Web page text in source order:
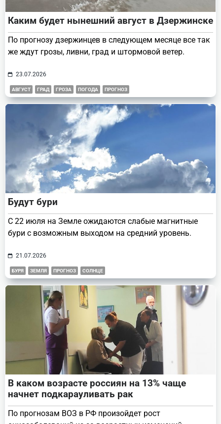
Каким будет нынешний август в Дзержинске
По прогнозу дзержинцев в следующем месяце все так
же ждут грозы, ливни, град и штормовой ветер.
23.07.2026
АВГУСТ ГРАД ГРОЗА ПОГОДА ПРОГНОЗ
Будут бури
С 22 июля на Земле ожидаются слабые магнитные
бури с возможным выходом на средний уровень.
21.07.2026
БУРЯ ЗЕМЛЯ ПРОГНОЗ СОЛНЦЕ
В каком возрасте россиян на 13% чаще
начнет подкарауливать рак
По прогнозам ВОЗ в РФ произойдет рост